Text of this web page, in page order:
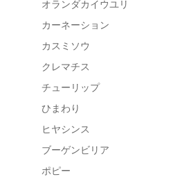
オランダカイウユリ
カーネーション
カスミソウ
クレマチス
チューリップ
ひまわり
ヒヤシンス
ブーゲンビリア
ポピー